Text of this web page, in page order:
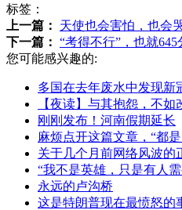
标签：
上一篇：
天使也会害怕，也会
下一篇： “考得不行”，也就
您可能感兴趣的:
多国在去年废水中发现新
【夜读】与其抱怨，不如
刚刚发布！河南假期延长
麻烦点开这篇文章，“都是
关于几个月前网络风波的
“我不是英雄，只是有人
永远的卢沟桥
这是特朗普现在最愤怒的